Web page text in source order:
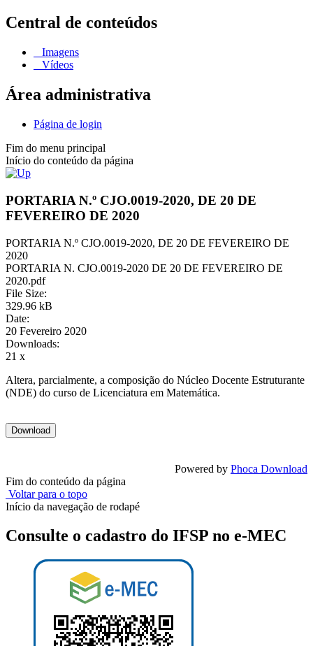
Central de conteúdos
Imagens
Vídeos
Área administrativa
Página de login
Fim do menu principal
Início do conteúdo da página
PORTARIA N.º CJO.0019-2020, DE 20 DE
FEVEREIRO DE 2020
PORTARIA N.º CJO.0019-2020, DE 20 DE FEVEREIRO DE
2020
PORTARIA N. CJO.0019-2020 DE 20 DE FEVEREIRO DE
2020.pdf
File Size:
329.96 kB
Date:
20 Fevereiro 2020
Downloads:
21 x
Altera, parcialmente, a composição do Núcleo Docente Estruturante
(NDE) do curso de Licenciatura em Matemática.
Powered by Phoca Download
Fim do conteúdo da página
Voltar para o topo
Início da navegação de rodapé
Consulte o cadastro do IFSP no e-MEC